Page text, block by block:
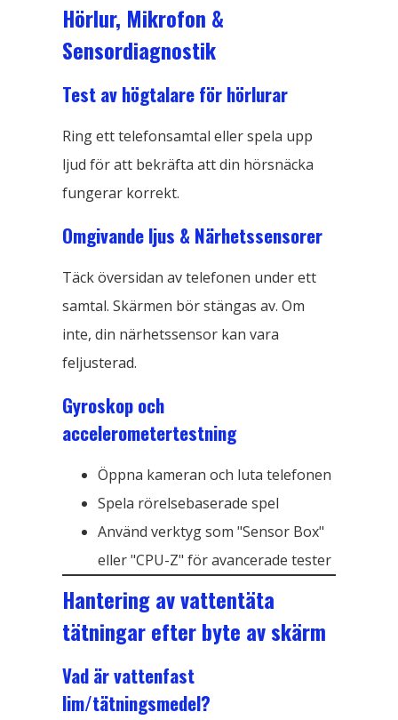
Hörlur, Mikrofon &
Sensordiagnostik
Test av högtalare för hörlurar
Ring ett telefonsamtal eller spela upp
ljud för att bekräfta att din hörsnäcka
fungerar korrekt.
Omgivande ljus & Närhetssensorer
Täck översidan av telefonen under ett
samtal. Skärmen bör stängas av. Om
inte, din närhetssensor kan vara
feljusterad.
Gyroskop och
accelerometertestning
Öppna kameran och luta telefonen
Spela rörelsebaserade spel
Använd verktyg som "Sensor Box"
eller "CPU-Z" för avancerade tester
Hantering av vattentäta
tätningar efter byte av skärm
Vad är vattenfast
lim/tätningsmedel?